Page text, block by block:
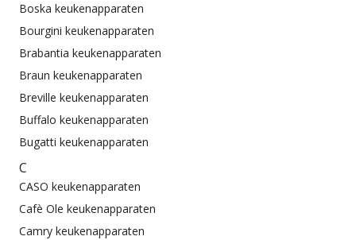
Boska keukenapparaten
Bourgini keukenapparaten
Brabantia keukenapparaten
Braun keukenapparaten
Breville keukenapparaten
Buffalo keukenapparaten
Bugatti keukenapparaten
C
CASO keukenapparaten
Cafè Ole keukenapparaten
Camry keukenapparaten